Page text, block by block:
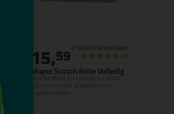
Mapei Scotch Brite Volledig
Een handvat en zwarte en witte
15,59 (1)